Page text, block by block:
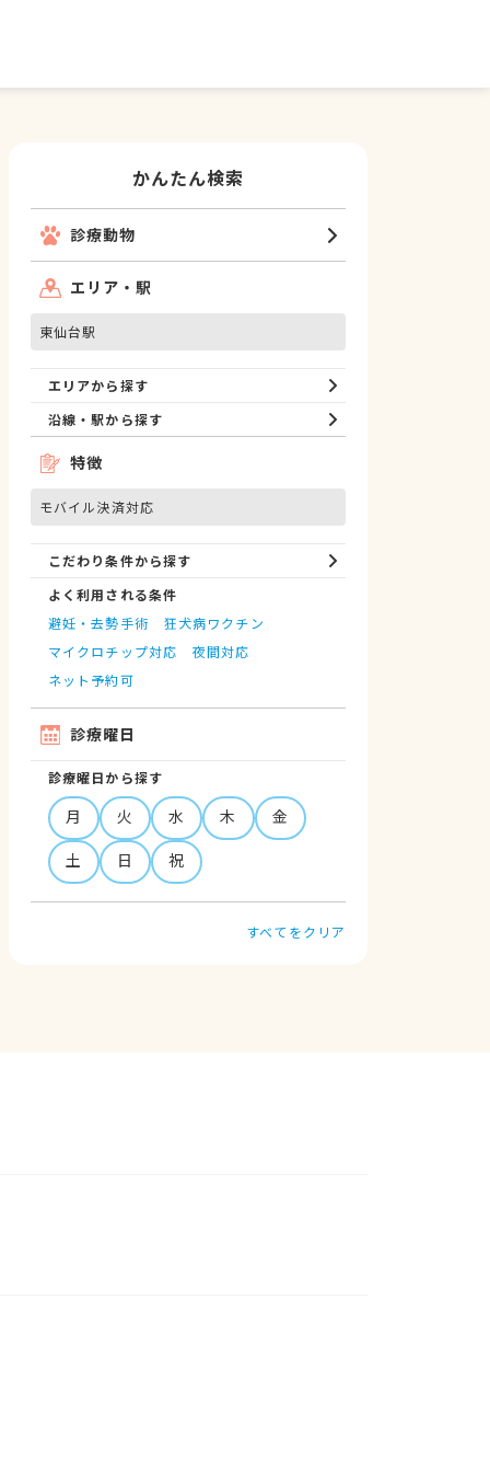
かんたん検索
診療動物
エリア・駅
東仙台駅
エリアから探す
沿線・駅から探す
特徴
モバイル決済対応
こだわり条件から探す
よく利用される条件
避妊・去勢手術
狂犬病ワクチン
マイクロチップ対応
夜間対応
ネット予約可
診療曜日
診療曜日から探す
月 火 水 木
金
土
日 祝
すべてをクリア